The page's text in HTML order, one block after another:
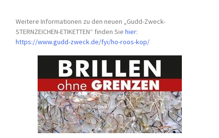
Weitere Informationen zu den neuen „Gudd-Zweck-
STERNZEICHEN-ETIKETTEN“ finden Siehier:
https://www.gudd-zweck.de/fyi/ho-roos-kop/